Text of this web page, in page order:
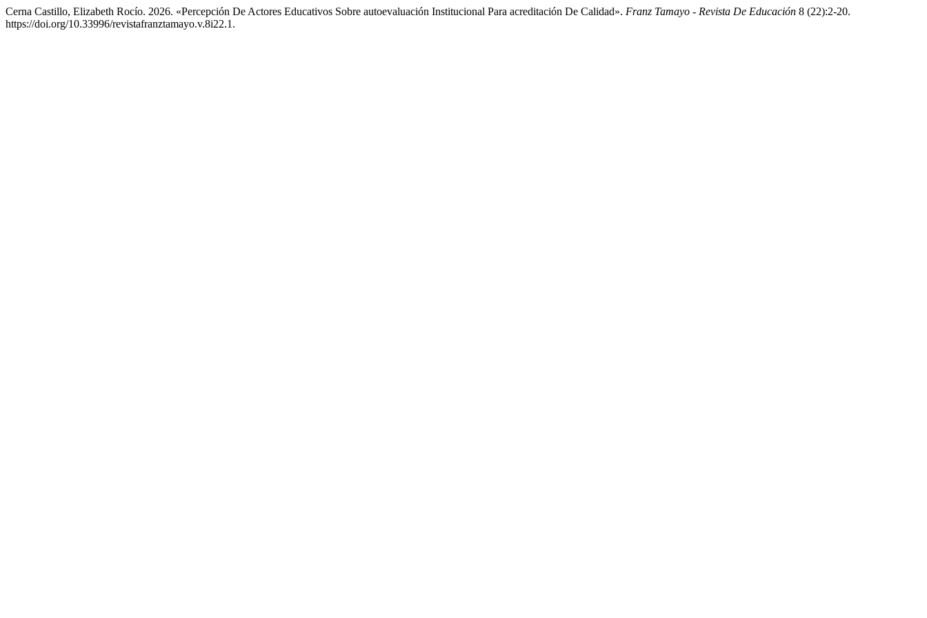
Cerna Castillo, Elizabeth Rocío. 2026. «Percepción De Actores Educativos Sobre autoevaluación Institucional Para acreditación De Calidad». Franz Tamayo - Revista De Educación 8 (22):2-20.
https://doi.org/10.33996/revistafranztamayo.v.8i22.1.